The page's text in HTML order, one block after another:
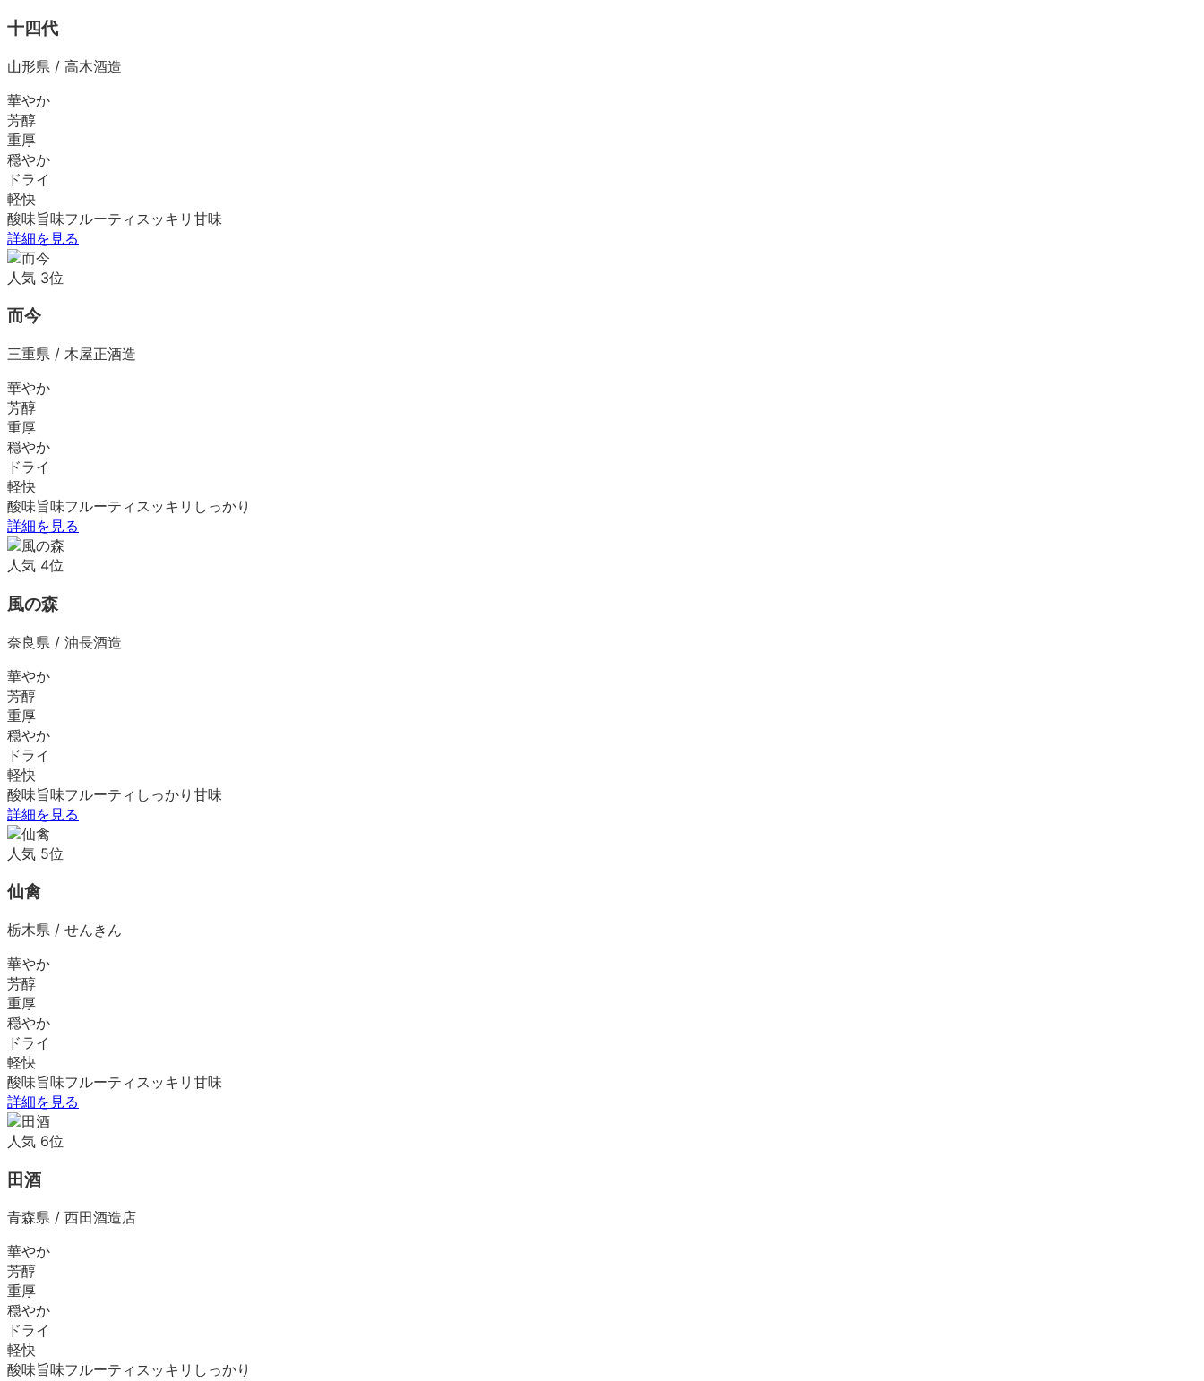
十四代
山形県 / 高木酒造
華やか
芳醇
重厚
穏やか
ドライ
軽快
酸味旨味フルーティ スッキリ 甘味
詳細を見る
人気 3位
而今
三重県 / 木屋正酒造
華やか
芳醇
重厚
穏やか
ドライ
軽快
酸味旨味フルーティ スッキリ しっかり
詳細を見る
人気 4位
風の森
奈良県 / 油長酒造
華やか
芳醇
重厚
穏やか
ドライ
軽快
酸味旨味フルーティ しっかり 甘味
詳細を見る
人気 5位
仙禽
栃木県 / せんきん
華やか
芳醇
重厚
穏やか
ドライ
軽快
酸味旨味フルーティ スッキリ 甘味
詳細を見る
人気 6位
田酒
青森県 / 西田酒造店
華やか
芳醇
重厚
穏やか
ドライ
軽快
酸味旨味フルーティ スッキリ しっかり